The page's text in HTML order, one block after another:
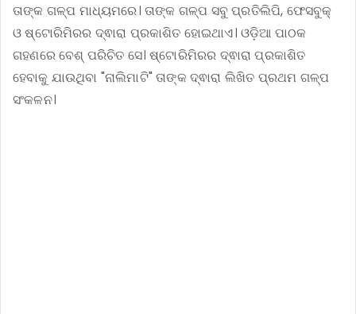
ତାଙ୍କ ଗଳ୍ପ ମାଧ୍ୟମରେ। ତାଙ୍କ ଗଳ୍ପ ସବୁ ପ୍ରତିଲିପି, ଫେସବୁକ୍
ଓ ଷ୍ଟୋରିମିରର ଦ୍ଵାରା ପ୍ରକାଶିତ ହୋଇଥାଏ। ଓଡ଼ିଆ ପାଠକ
ଗହଣରେ ବେଶ୍ ପରିଚିତ ସେ। ଷ୍ଟୋରିମିରର ଦ୍ଵାରା ପ୍ରକାଶିତ
ହେବାକୁ ଯାଉଥିବା "ନାଲିମାଟି" ତାଙ୍କ ଦ୍ଵାରା ଲିଖିତ ପ୍ରଥମ ଗଳ୍ପ
ସଂକଳନ।